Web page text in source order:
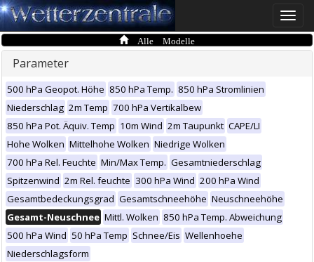
Toggle
Alle Modelle
Parameter
500 hPa Geopot. Höhe 850 hPa Temp. 850 hPa Stromlinien
Niederschlag 2m Temp 700 hPa Vertikalbew
850 hPa Pot. Äquiv. Temp 10m Wind 2m Taupunkt CAPE/LI
Hohe Wolken Mittelhohe Wolken Niedrige Wolken
700 hPa Rel. Feuchte Min/Max Temp. Gesamtniederschlag
Spitzenwind 2m Rel. feuchte 300 hPa Wind 200 hPa Wind
Gesamtbedeckungsgrad Gesamtschneehöhe Neuschneehöhe
Gesamt-Neuschnee Mittl. Wolken 850 hPa Temp. Abweichung
500 hPa Wind 50 hPa Temp Schnee/Eis Wellenhoehe
Niederschlagsform